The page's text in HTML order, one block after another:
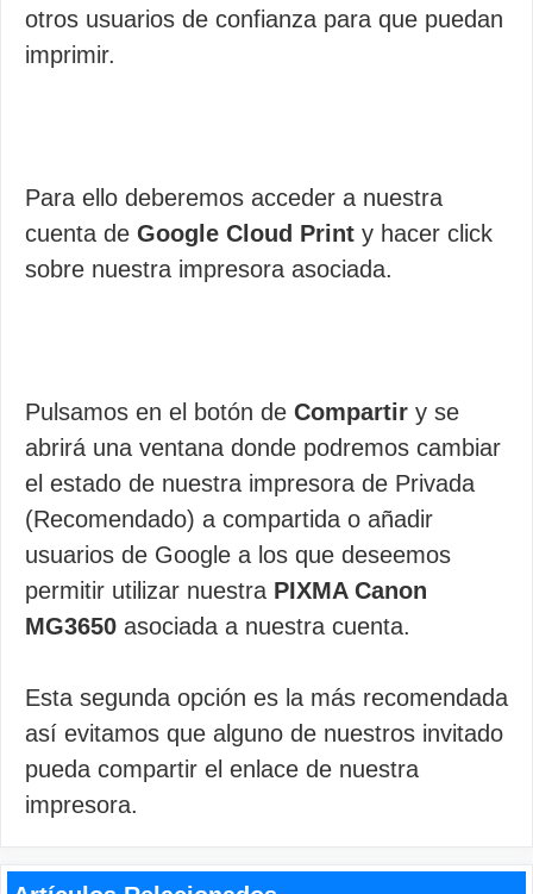
otros usuarios de confianza para que puedan
imprimir.
Para ello deberemos acceder a nuestra
cuenta de Google Cloud Print y hacer click
sobre nuestra impresora asociada.
Pulsamos en el botón de Compartir y se
abrirá una ventana donde podremos cambiar
el estado de nuestra impresora de Privada
(Recomendado) a compartida o añadir
usuarios de Google a los que deseemos
permitir utilizar nuestra PIXMA Canon
MG3650 asociada a nuestra cuenta.
Esta segunda opción es la más recomendada
así evitamos que alguno de nuestros invitado
pueda compartir el enlace de nuestra
impresora.